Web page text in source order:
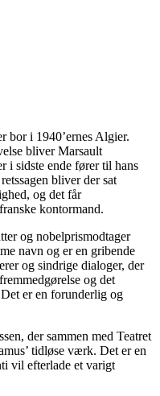
bor i 1940’ernes Algier.
bliver Marsault
i sidste ende fører til hans
bliver der sat
og det får
kontormand.
og nobelprismodtager
navn og er en gribende
og sindrige dialoger, der
og det
er en forunderlig og
der sammen med Teatret
tidløse værk. Det er en
vil efterlade et varigt